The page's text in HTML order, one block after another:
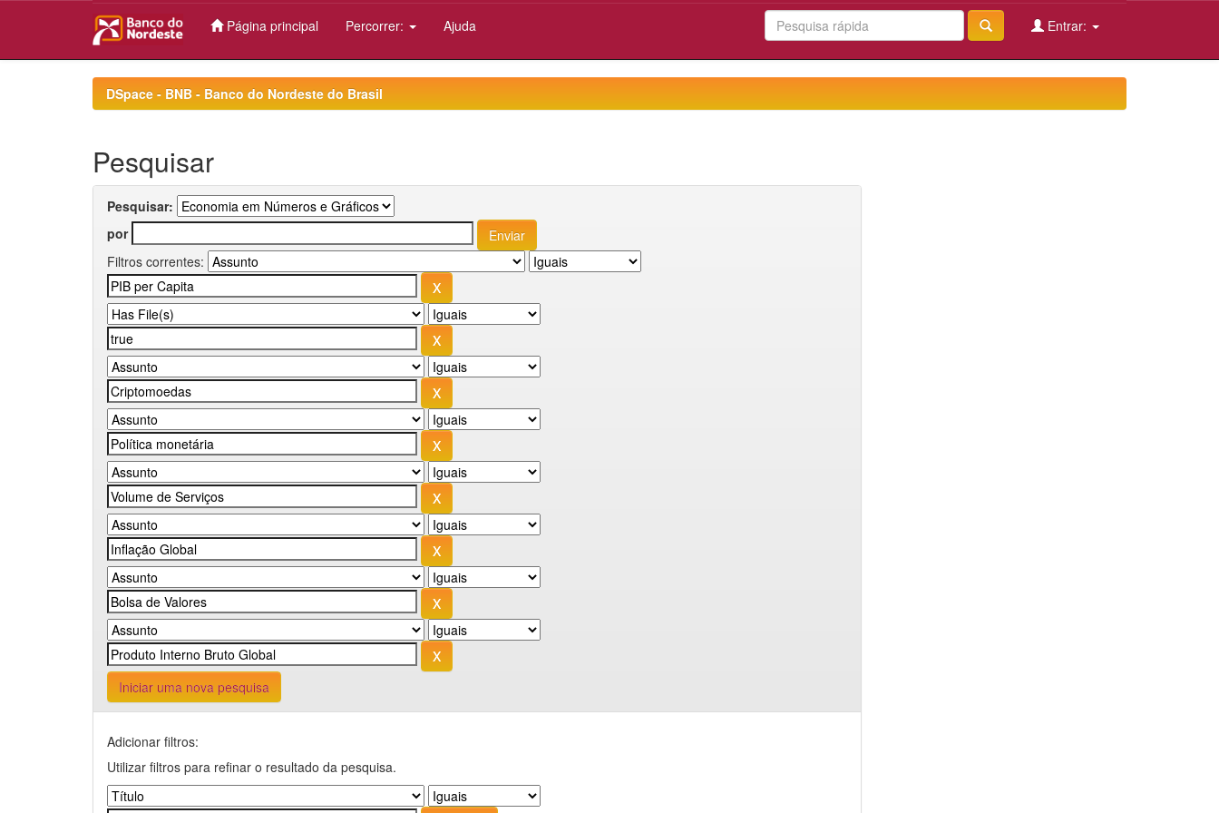
Página principal Percorrer: Ajuda Entrar:
DSpace - BNB - Banco do Nordeste do Brasil
Pesquisar
Pesquisar:
por
Filtros correntes:
Iniciar uma nova pesquisa
Adicionar filtros:
Utilizar filtros para refinar o resultado da pesquisa.